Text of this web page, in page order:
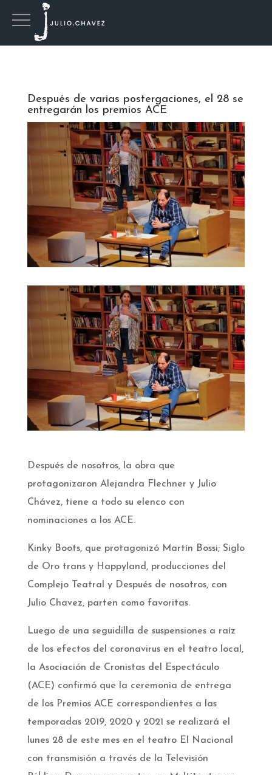
Después de varias postergaciones, el 28 se
entregarán los premios ACE
Después de nosotros, la obra que
protagonizaron Alejandra Flechner y Julio
Chávez, tiene a todo su elenco con
nominaciones a los ACE.
Kinky Boots, que protagonizó Martín Bossi; Siglo
de Oro trans y Happyland, producciones del
Complejo Teatral y Después de nosotros, con
Julio Chavez, parten como favoritas.
Luego de una seguidilla de suspensiones a raíz
de los efectos del coronavirus en el teatro local,
la Asociación de Cronistas del Espectáculo
(ACE) confirmó que la ceremonia de entrega
de los Premios ACE correspondientes a las
temporadas 2019, 2020 y 2021 se realizará el
lunes 28 de este mes en el teatro El Nacional
con transmisión a través de la Televisión